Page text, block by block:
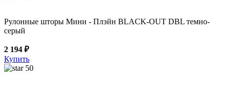
Рулонные шторы Мини - Плэйн BLACK-OUT DBL темно-
серый
2 194 ₽
Купить
50